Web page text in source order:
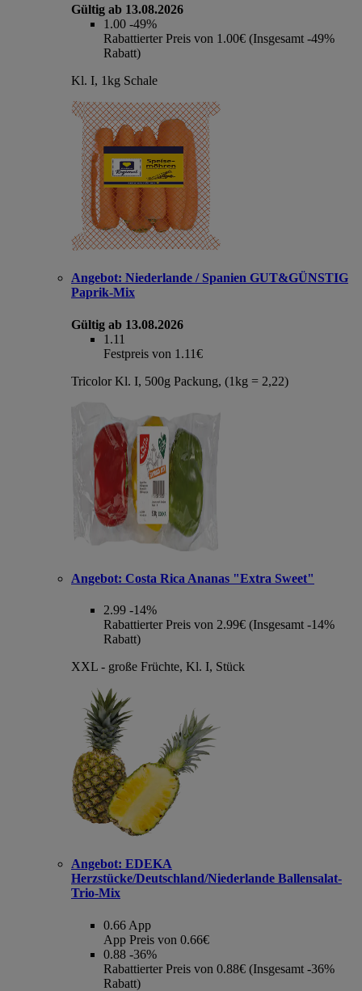
Gültig ab 13.08.2026
1.00 -49%
Rabattierter Preis von 1.00€ (Insgesamt -49%
Rabatt)
Kl. I, 1kg Schale
Angebot: Niederlande / Spanien GUT&GÜNSTIG
Paprik-Mix
Gültig ab 13.08.2026
1.11
Festpreis von 1.11€
Tricolor Kl. I, 500g Packung, (1kg = 2,22)
Angebot: Costa Rica Ananas "Extra Sweet"
2.99 -14%
Rabattierter Preis von 2.99€ (Insgesamt -14%
Rabatt)
XXL - große Früchte, Kl. I, Stück
Angebot: EDEKA
Herzstücke/Deutschland/Niederlande Ballensalat-
Trio-Mix
0.66 App
App Preis von 0.66€
0.88 -36%
Rabattierter Preis von 0.88€ (Insgesamt -36%
Rabatt)